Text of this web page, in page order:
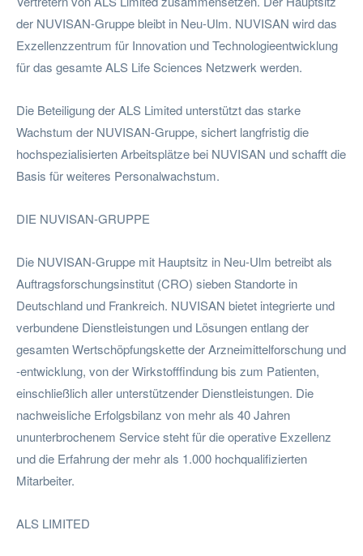
der NUVISAN-Gruppe bleibt in Neu-Ulm. NUVISAN wird das
Exzellenzzentrum für Innovation und Technologieentwicklung
für das gesamte ALS Life Sciences Netzwerk werden.
Die Beteiligung der ALS Limited unterstützt das starke
Wachstum der NUVISAN-Gruppe, sichert langfristig die
hochspezialisierten Arbeitsplätze bei NUVISAN und schafft die
Basis für weiteres Personalwachstum.
DIE NUVISAN-GRUPPE
Die NUVISAN-Gruppe mit Hauptsitz in Neu-Ulm betreibt als
Auftragsforschungsinstitut (CRO) sieben Standorte in
Deutschland und Frankreich. NUVISAN bietet integrierte und
verbundene Dienstleistungen und Lösungen entlang der
gesamten Wertschöpfungskette der Arzneimittelforschung und
-entwicklung, von der Wirkstofffindung bis zum Patienten,
einschließlich aller unterstützender Dienstleistungen. Die
nachweisliche Erfolgsbilanz von mehr als 40 Jahren
ununterbrochenem Service steht für die operative Exzellenz
und die Erfahrung der mehr als 1.000 hochqualifizierten
Mitarbeiter.
ALS LIMITED